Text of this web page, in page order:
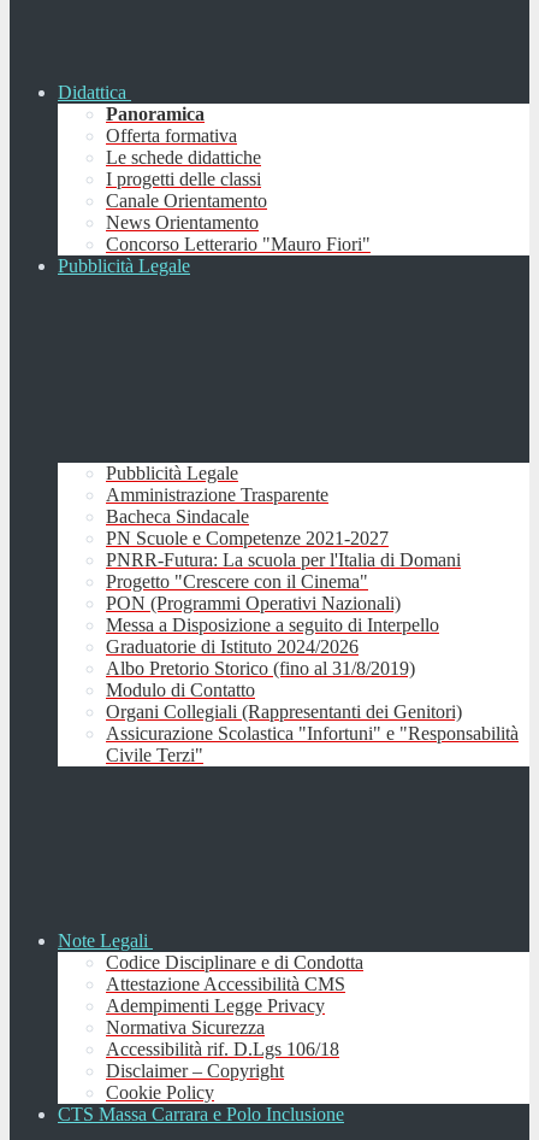
Didattica
Panoramica
Offerta formativa
Le schede didattiche
I progetti delle classi
Canale Orientamento
News Orientamento
Concorso Letterario "Mauro Fiori"
Pubblicità Legale
Pubblicità Legale
Amministrazione Trasparente
Bacheca Sindacale
PN Scuole e Competenze 2021-2027
PNRR-Futura: La scuola per l'Italia di Domani
Progetto "Crescere con il Cinema"
PON (Programmi Operativi Nazionali)
Messa a Disposizione a seguito di Interpello
Graduatorie di Istituto 2024/2026
Albo Pretorio Storico (fino al 31/8/2019)
Modulo di Contatto
Organi Collegiali (Rappresentanti dei Genitori)
Assicurazione Scolastica "Infortuni" e "Responsabilità
Civile Terzi"
Note Legali
Codice Disciplinare e di Condotta
Attestazione Accessibilità CMS
Adempimenti Legge Privacy
Normativa Sicurezza
Accessibilità rif. D.Lgs 106/18
Disclaimer – Copyright
Cookie Policy
CTS Massa Carrara e Polo Inclusione